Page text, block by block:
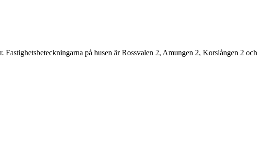
på husen är Rossvalen 2, Amungen 2, Korslången 2 och